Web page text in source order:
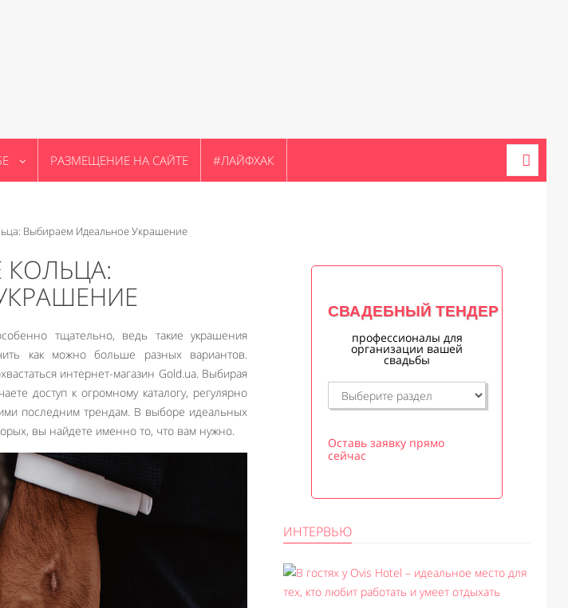
РАЗМЕЩЕНИЕ НА САЙТЕ #ЛАЙФХАК
Выбираем Идеальное Украшение
тщательно, ведь такие украшения
как можно больше разных вариантов.
интернет-магазин Gold.ua. Выбирая
доступ к огромному каталогу, регулярно
последним трендам. В выборе идеальных
вы найдете именно то, что вам нужно.
СВАДЕБНЫЙ ТЕНДЕР
профессионалы для
организации вашей
свадьбы
Оставь заявку прямо
сейчас
ИНТЕРВЬЮ